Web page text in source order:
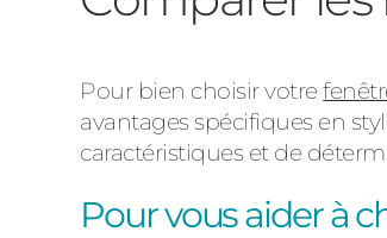
Pour bien choisir votre
avantages spécifiques en
caractéristiques et de
Pour vous aiderà